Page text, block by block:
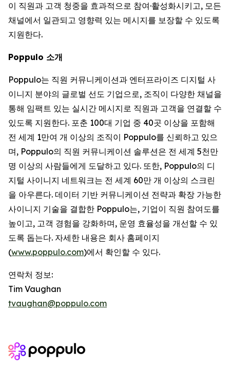
이 직원과 고객 청중을 효과적으로 참여·활성화시키고, 모든
채널에서 일관되고 영향력 있는 메시지를 보장할 수 있도록
지원한다.
Poppulo 소개
Poppulo는 직원 커뮤니케이션과 엔터프라이즈 디지털 사
이니지 분야의 글로벌 선도 기업으로, 조직이 다양한 채널을
통해 임팩트 있는 실시간 메시지로 직원과 고객을 연결할 수
있도록 지원한다. 포춘 100대 기업 중 40곳 이상을 포함해
전 세계 1만여 개 이상의 조직이 Poppulo를 신뢰하고 있으
며, Poppulo의 직원 커뮤니케이션 솔루션은 전 세계 5천만
명 이상의 사람들에게 도달하고 있다. 또한, Poppulo의 디
지털 사이니지 네트워크는 전 세계 60만 개 이상의 스크린
을 아우른다. 데이터 기반 커뮤니케이션 전략과 확장 가능한
사이니지 기술을 결합한 Poppulo는, 기업이 직원 참여도를
높이고, 고객 경험을 강화하며, 운영 효율성을 개선할 수 있
도록 돕는다. 자세한 내용은 회사 홈페이지
(www.poppulo.com)에서 확인할 수 있다.
연락처 정보:
Tim Vaughan
tvaughan@poppulo.com